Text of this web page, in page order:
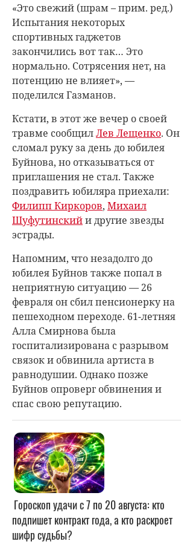
«Это свежий (шрам – прим. ред.)
Испытания некоторых
спортивных гаджетов
закончились вот так… Это
нормально. Сотрясения нет, на
потенцию не влияет», —
поделился Газманов.
Кстати, в этот же вечер о своей
травме сообщилЛев Лещенко. Он
сломал руку за день до юбилея
Буйнова, но отказываться от
приглашения не стал. Также
поздравить юбиляра приехали:
Филипп Киркоров, Михаил
Шуфутинскийи другие звезды
эстрады.
Напомним, что незадолго до
юбилея Буйнов также попал в
неприятную ситуацию — 26
февраля он сбил пенсионерку на
пешеходном переходе. 61-летняя
Алла Смирнова была
госпитализирована с разрывом
связок и обвинила артиста в
равнодушии. Однако позже
Буйнов опроверг обвинения и
спас свою репутацию.